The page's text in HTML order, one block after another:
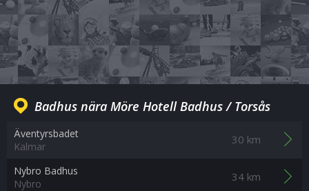
Badhus nära Möre Hotell Badhus / Torsås
Äventyrsbadet
Kalmar
30 km
Nybro Badhus
Nybro
34 km